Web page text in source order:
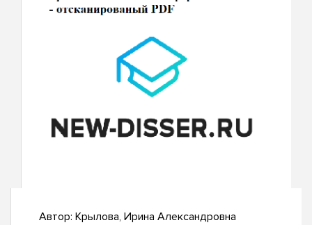
Автор: Крылова, Ирина Александровна